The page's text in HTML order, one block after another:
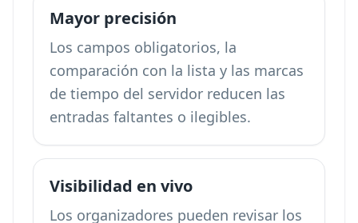
Mayor precisión
Los campos obligatorios, la
comparación con la lista y las marcas
de tiempo del servidor reducen las
entradas faltantes o ilegibles.
Visibilidad en vivo
Los organizadores pueden revisar los